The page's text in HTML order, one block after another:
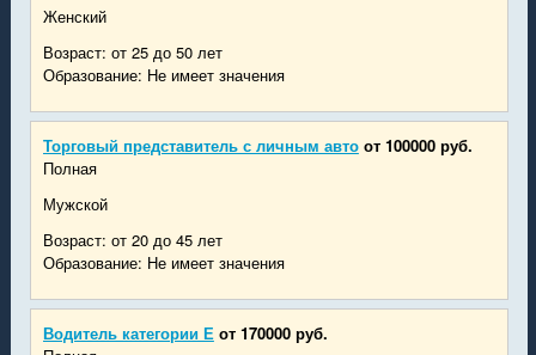
Женский
Возраст: от 25 до 50 лет
Образование: Не имеет значения
Торговый представитель с личным авто от 100000 руб.
Полная
Мужской
Возраст: от 20 до 45 лет
Образование: Не имеет значения
Водитель категории Е от 170000 руб.